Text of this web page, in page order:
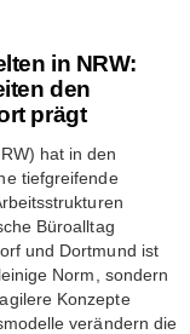
in NRW:
den
prägt
hat in den
tiefgreifende
Büroalltag
und Dortmund ist
Norm, sondern
Konzepte
verändern die